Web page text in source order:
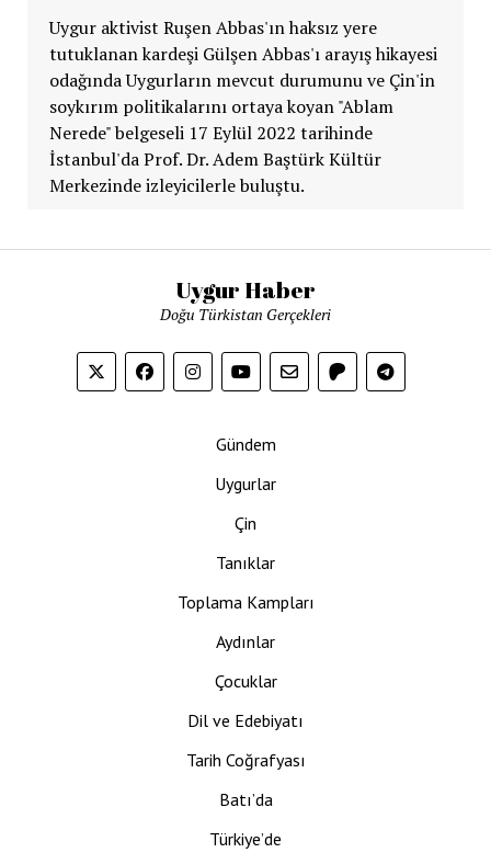
Uygur aktivist Ruşen Abbas'ın haksız yere
tutuklanan kardeşi Gülşen Abbas'ı arayış hikayesi
odağında Uygurların mevcut durumunu ve Çin'in
soykırım politikalarını ortaya koyan "Ablam
Nerede" belgeseli 17 Eylül 2022 tarihinde
İstanbul'da Prof. Dr. Adem Baştürk Kültür
Merkezinde izleyicilerle buluştu.
Uygur Haber
Doğu Türkistan Gerçekleri
Gündem
Uygurlar
Çin
Tanıklar
Toplama Kampları
Aydınlar
Çocuklar
Dil ve Edebiyatı
Tarih Coğrafyası
Batı’da
Türkiye’de